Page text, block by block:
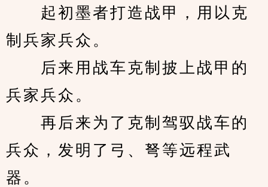
起初墨者打造战甲，用以克
制兵家兵众。
后来用战车克制披上战甲的
兵家兵众。
再后来为了克制驾驭战车的
兵众，发明了弓、弩等远程武
器。